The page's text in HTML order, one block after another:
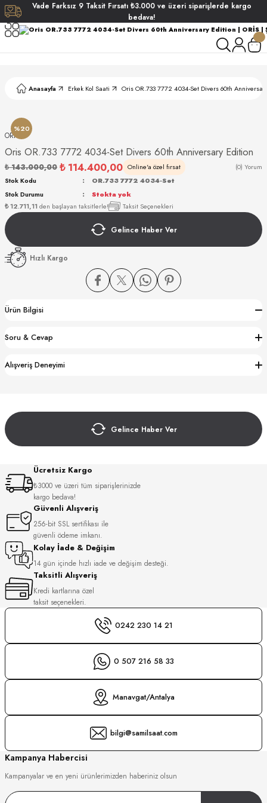
Vade Farksız 9 Taksit Fırsatı ₺3.000 ve üzeri siparişlerde kargo
bedava!
Anasayfa Erkek Kol Saati Oris OR.733 7772 4034-Set Divers 60th
%20
ORİS
Oris OR.733 7772 4034-Set Divers 60th Anniversary Edition
₺ 143.000,00 ₺ 114.400,00 Online'a özel fırsat (0) Yorum
₺ 12.711,11 den başlayan taksitlerle! Taksit Seçenekleri
Stok Kodu
OR.733 7772 4034-Set
Stok Durumu
Stokta yok
Gelince Haber Ver
Hızlı Kargo
Ürün Bilgisi
Soru & Cevap
Alışveriş Deneyimi
Gelince Haber Ver
Ücretsiz Kargo
₺3000 ve üzeri tüm siparişlerinizde
kargo bedava!
Güvenli Alışveriş
256-bit SSL sertifikası ile
güvenli ödeme imkanı.
Kolay İade & Değişim
14 gün içinde hızlı iade ve değişim desteği.
Taksitli Alışveriş
Kredi kartlarına özel
taksit seçenekleri.
0242 230 14 21
0 507 216 58 33
Manavgat/Antalya
bilgi@samilsaat.com
Kampanya Habercisi
Kampanyalar ve en yeni ürünlerimizden haberiniz olsun